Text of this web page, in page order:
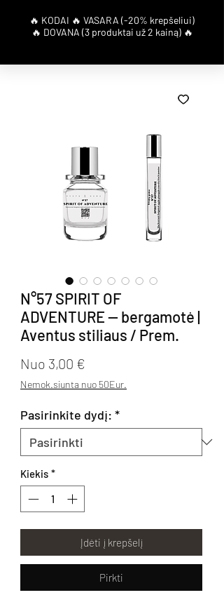
N°57 SPIRIT OF
ADVENTURE — bergamotė |
Aventus stiliaus / Prem.
Nuo 3,00 €
Nemok.siunta nuo 50Eur.
Pasirinkite dydį: *
Kiekis *
Įdėti į krepšelį
Pirkti